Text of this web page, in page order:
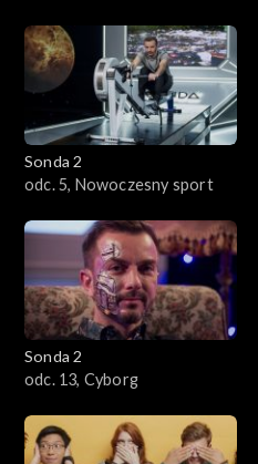
Sonda 2
odc. 5, Nowoczesny sport
Sonda 2
odc. 13, Cyborg